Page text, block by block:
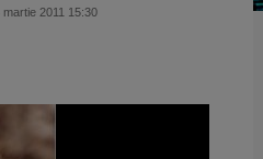
2011 15:30